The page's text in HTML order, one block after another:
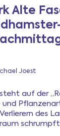
Alte
Joest
auf der
des